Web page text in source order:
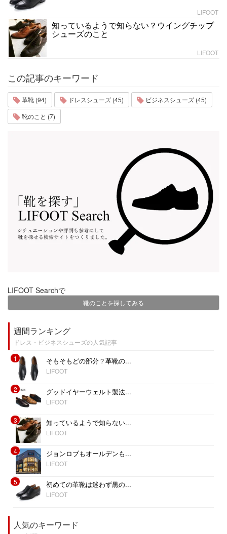
LIFOOT
知っているようで知らない？ウイングチップ
シューズのこと
LIFOOT
この記事のキーワード
革靴 (94) ドレスシューズ (45)
ビジネスシューズ (45)
靴のこと (7)
LIFOOT Searchで
靴のことを探してみる
週間ランキング
ドレス・ビジネスシューズの人気記事
1
そもそもどの部分？革靴の...
LIFOOT
2 グッドイヤーウェルト製法...
LIFOOT
3 知っているようで知らない...
LIFOOT
4 ジョンロブもオールデンも...
LIFOOT
5 初めての革靴は迷わず黒の...
LIFOOT
人気のキーワード